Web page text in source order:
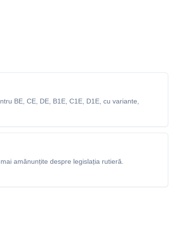
BE, CE, DE, B1E, C1E, D1E, cu variante,
amănunțite despre legislația rutieră.